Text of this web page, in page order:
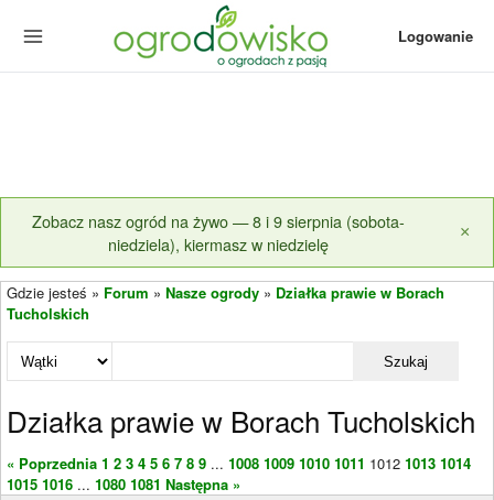
Logowanie
Zobacz nasz ogród na żywo — 8 i 9 sierpnia (sobota-
niedziela), kiermasz w niedzielę
×
Gdzie jesteś » Forum » Nasze ogrody » Działka prawie w Borach
Tucholskich
Szukaj
Działka prawie w Borach Tucholskich
« Poprzednia 1 2 3 4 5 6 7 8 9 ... 1008 1009 1010 1011 1012 1013 1014
1015 1016 ... 1080 1081 Następna »